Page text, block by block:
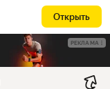
Открыть
РЕКЛАМА